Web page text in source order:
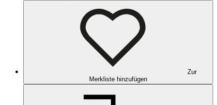
Zur
Merkliste hinzufügen